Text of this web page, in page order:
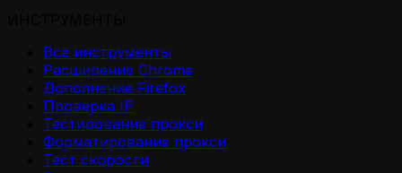
Все инструменты
Расширение Chrome
Дополнение Firefox
Проверка IP
Тестирование прокси
Форматирование прокси
Тест скорости